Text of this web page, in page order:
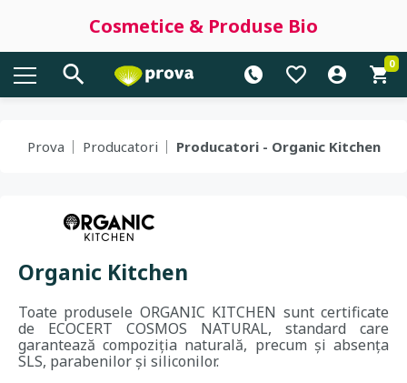
Cosmetice & Produse Bio
0
Prova Producatori Producatori - Organic Kitchen
Organic Kitchen
Toate produsele ORGANIC KITCHEN sunt certificate
de ECOCERT COSMOS NATURAL, standard care
garantează compoziția naturală, precum și absența
SLS, parabenilor și siliconilor.